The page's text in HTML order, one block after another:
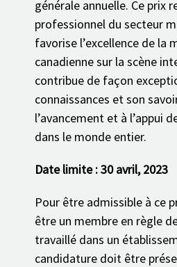
générale annuelle. Ce prix
professionnel du secteur
favorise l’excellence de la
canadienne sur la scène
contribue de façon
connaissances et son
l’avancement et à l’appui
dans le monde entier.
Date limite : 30 avril, 2023
Pour être admissible à ce
être un membre en règle
travaillé dans un
candidature doit être